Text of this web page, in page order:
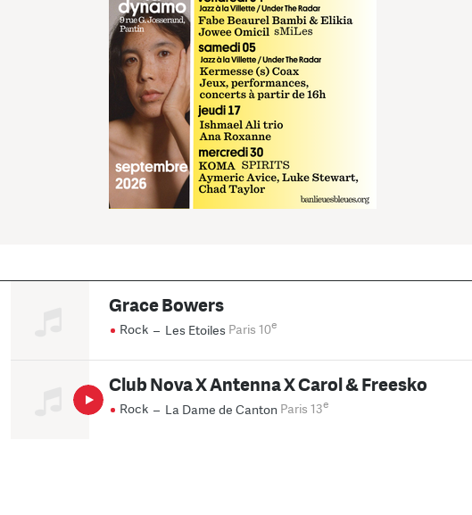
Grace Bowers
Rock – Les Etoiles Paris 10e
Club Nova X Antenna X Carol & Freesko
Rock – La Dame de Canton Paris 13e